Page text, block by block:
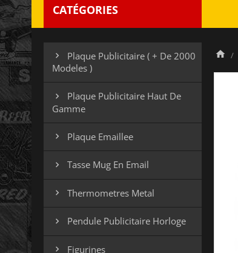
CATÉGORIES

Plaque Publicitaire ( + De 2000
Modeles )

Plaque Publicitaire Haut De
Gamme
 Plaque Emaillee
 Tasse Mug En Email
 Thermometres Metal
 Pendule Publicitaire Horloge
 Figurines